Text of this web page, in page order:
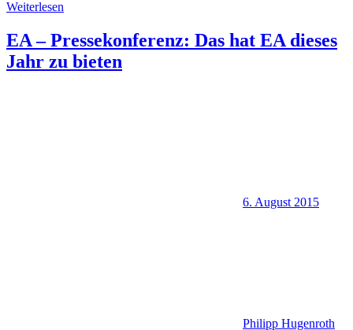
Weiterlesen
EA – Pressekonferenz: Das hat EA dieses
Jahr zu bieten
6. August 2015
Philipp Hugenroth